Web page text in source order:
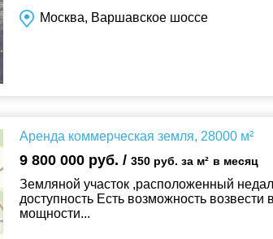
Москва, Варшавское шоссе
Аренда коммерческая земля, 28000 м²
9 800 000 руб. / 350 руб. за м² в месяц
Земляной участок ,расположенный
доступность Есть возможность
мощности...